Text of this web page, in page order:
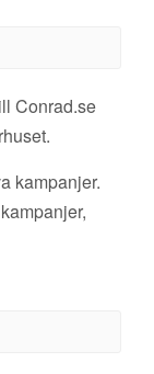
Conrad.se
kampanjer.